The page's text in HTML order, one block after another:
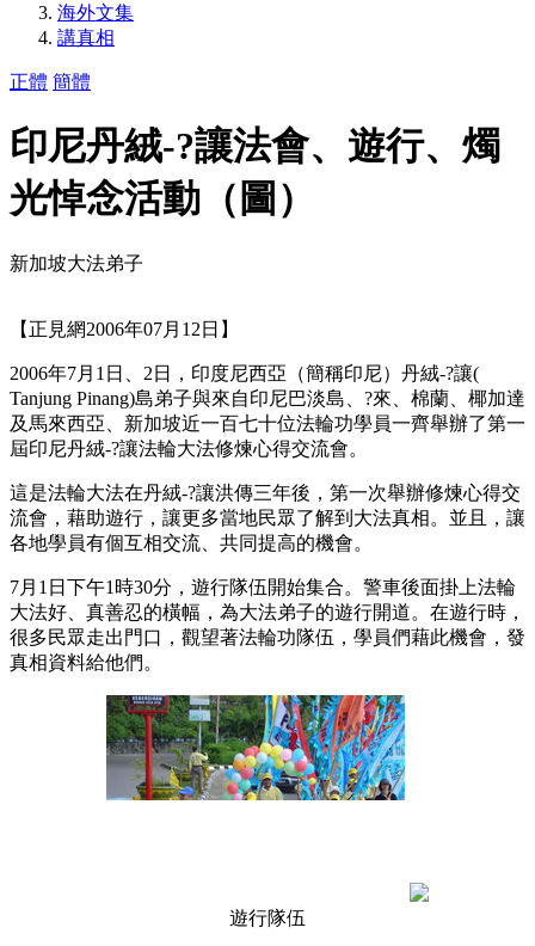
海外文集
講真相
正體 簡體
印尼丹絨-?讓法會、遊行、燭
光悼念活動（圖）
新加坡大法弟子
【正見網2006年07月12日】
2006年7月1日、2日，印度尼西亞（簡稱印尼）丹絨-?讓(
Tanjung Pinang)島弟子與來自印尼巴淡島、?來、棉蘭、椰加達
及馬來西亞、新加坡近一百七十位法輪功學員一齊舉辦了第一
屆印尼丹絨-?讓法輪大法修煉心得交流會。
這是法輪大法在丹絨-?讓洪傳三年後，第一次舉辦修煉心得交
流會，藉助遊行，讓更多當地民眾了解到大法真相。並且，讓
各地學員有個互相交流、共同提高的機會。
7月1日下午1時30分，遊行隊伍開始集合。警車後面掛上法輪
大法好、真善忍的橫幅，為大法弟子的遊行開道。在遊行時，
很多民眾走出門口，觀望著法輪功隊伍，學員們藉此機會，發
真相資料給他們。
遊行隊伍